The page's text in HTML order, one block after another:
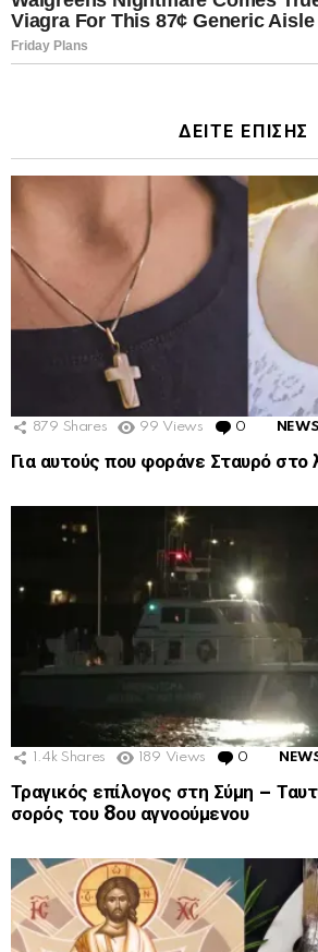
ΔΕΙΤΕ ΕΠΙΣΗΣ
879 Shares 99 Views 0 Comments
NEWS
Για αυτούς που φοράνε Σταυρό στο
1.4k Shares 189 Views 0
Τραγικός επίλογος στη Σύμη –
σορός του 8ου αγνοούμενου